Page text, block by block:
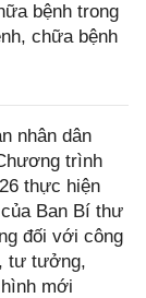
bệnh trong
chữa bệnh
nhân dân
trình
thực hiện
Ban Bí thư
đối với công
tư tưởng,
mới